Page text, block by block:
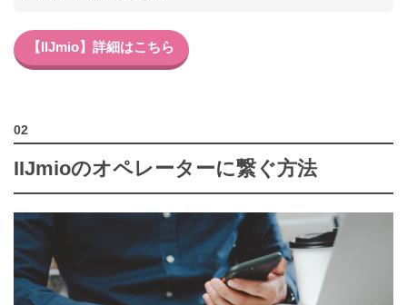
【IIJmio】詳細はこちら
IIJmioのオペレーターに繋ぐ方法